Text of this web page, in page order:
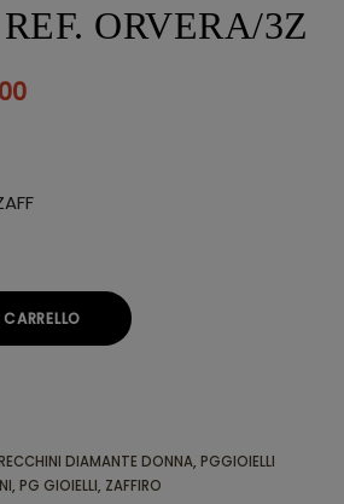
ORVERA/3Z
DIAMANTE DONNA, PGGIOIELLI
, PG GIOIELLI, ZAFFIRO